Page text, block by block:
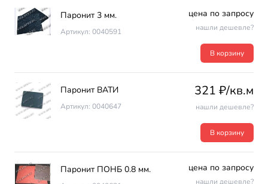
Паронит 3 мм.
Артикул: 0040591
цена по запросу
нашли дешевле?
В корзину
Паронит ВАТИ
Артикул: 0040647
321 ₽/кв.м
нашли дешевле?
В корзину
Паронит ПОНБ 0.8 мм. цена по запросу
нашли дешевле?